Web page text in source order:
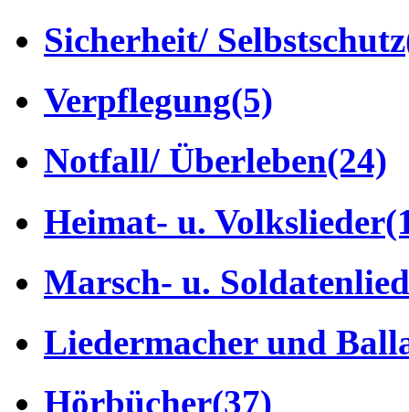
Sicherheit/ Selbstschutz
Verpflegung(5)
Notfall/ Überleben(24)
Heimat- u. Volkslieder
Marsch- u.
Liedermacher und
Hörbücher(37)